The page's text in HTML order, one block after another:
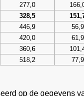
277,0
328,5
446,9 56,9
420,0 61,9
360,6
518,2 77,9
op de gegevens